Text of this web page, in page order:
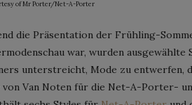
of Mr Porter/Net-A-Porter
die Präsentation der Frühling-
war, wurden ausgewählte
unterstreicht, Mode zu entwerfen,
von Van Noten für die Net-A-Porter-